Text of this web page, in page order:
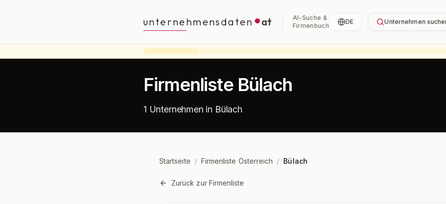
unternehmensdaten at
AI-Suche &
Firmenbuch
DE Unternehmen
Firmenliste Bülach
1 Unternehmen in Bülach
Startseite / Firmenliste Österreich / Bülach
Zurück zur Firmenliste